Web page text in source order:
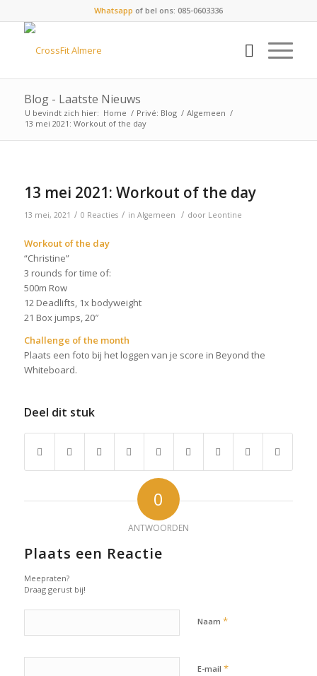
Whatsapp of bel ons: 085-0603336
Blog - Laatste Nieuws
U bevindt zich hier: Home / Privé: Blog / Algemeen /
13 mei 2021: Workout of the day
13 mei 2021: Workout of the day
13 mei, 2021 / 0 Reacties / in Algemeen / door Leontine
Workout of the day
“Christine”
3 rounds for time of:
500m Row
12 Deadlifts, 1x bodyweight
21 Box jumps, 20″
Challenge of the month
Plaats een foto bij het loggen van je score in Beyond the
Whiteboard.
Deel dit stuk
0
ANTWOORDEN
Plaats een Reactie
Meepraten?
Draag gerust bij!
Naam *
E-mail *